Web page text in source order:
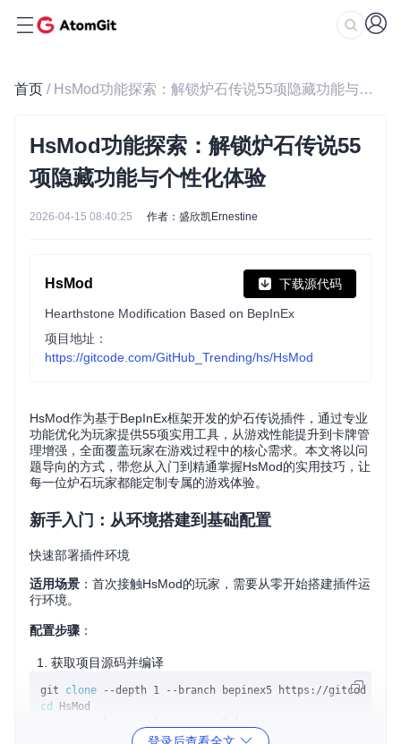
首页 / HsMod功能探索：解锁炉石传说55项隐藏功能与个性化体验
HsMod功能探索：解锁炉石传说55
项隐藏功能与个性化体验
2026-04-15 08:40:25 作者：盛欣凯Ernestine
HsMod 下载源代码
Hearthstone Modification Based on BepInEx
项目地址：
https://gitcode.com/GitHub_Trending/hs/HsMod
HsMod作为基于BepInEx框架开发的炉石传说插件，通过专业
功能优化为玩家提供55项实用工具，从游戏性能提升到卡牌管
理增强，全面覆盖玩家在游戏过程中的核心需求。本文将以问
题导向的方式，带您从入门到精通掌握HsMod的实用技巧，让
每一位炉石玩家都能定制专属的游戏体验。
新手入门：从环境搭建到基础配置
快速部署插件环境
适用场景 ：首次接触HsMod的玩家，需要从零开始搭建插件运
行环境。
配置步骤 ：
获取项目源码并编译
git clone
cd HsMod
登录后查看全文